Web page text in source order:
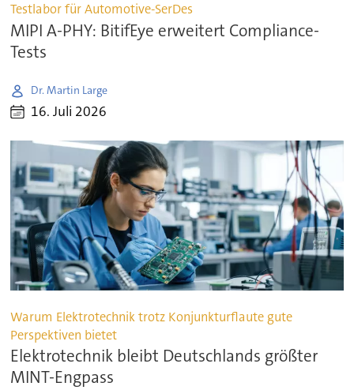
Testlabor für Automotive-SerDes
MIPI A-PHY: BitifEye erweitert Compliance-
Tests
Dr. Martin Large
16. Juli 2026
Warum Elektrotechnik trotz Konjunkturflaute gute
Perspektiven bietet
Elektrotechnik bleibt Deutschlands größter
MINT-Engpass